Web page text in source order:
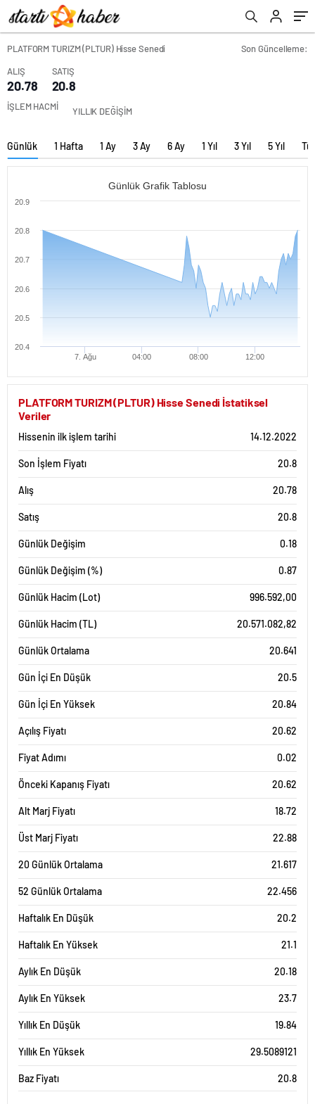
PLATFORM TURIZM (PLTUR) Hisse Senedi
Son Güncelleme:
ALIŞ
20.78
SATIŞ
20.8
İŞLEM HACMİ YILLIK DEĞİŞİM
Günlük 1 Hafta 1 Ay 3 Ay 6 Ay 1 Yıl 3 Yıl 5 Yıl
Günlük Grafik Tablosu
7. Ağu 04:00 08:00 12:00
20.4
20.5
20.6
20.7
20.8
20.9
PLATFORM TURIZM (PLTUR) Hisse Senedi İstatiksel
Veriler
Hissenin ilk işlem tarihi 14.12.2022
Son İşlem Fiyatı 20.8
Alış 20.78
Satış 20.8
Günlük Değişim 0.18
Günlük Değişim (%) 0.87
Günlük Hacim (Lot) 996.592,00
Günlük Hacim (TL) 20.571.082,82
Günlük Ortalama 20.641
Gün İçi En Düşük 20.5
Gün İçi En Yüksek 20.84
Açılış Fiyatı 20.62
Fiyat Adımı 0.02
Önceki Kapanış Fiyatı 20.62
Alt Marj Fiyatı 18.72
Üst Marj Fiyatı 22.88
20 Günlük Ortalama 21.617
52 Günlük Ortalama 22.456
Haftalık En Düşük 20.2
Haftalık En Yüksek 21.1
Aylık En Düşük 20.18
Aylık En Yüksek 23.7
Yıllık En Düşük 19.84
Yıllık En Yüksek 29.5089121
Baz Fiyatı 20.8